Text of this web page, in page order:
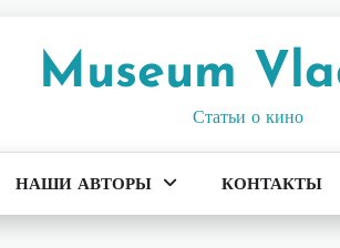
Museum
Статьи о кино
НАШИ АВТОРЫ КОНТАКТЫ